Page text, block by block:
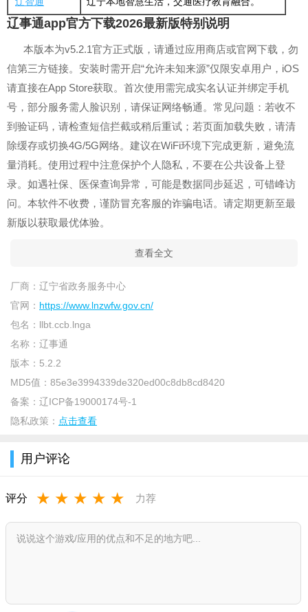
辽事通app官方下载2026最新版特别说明
本版本为v5.2.1官方正式版，请通过应用商店或官网下载，勿
信第三方链接。安装时需开启“允许未知来源”仅限安卓用户，iOS
请直接在App Store获取。首次使用需完成实名认证并绑定手机
号，部分服务需人脸识别，请保证网络畅通。常见问题：若收不
到验证码，请检查短信拦截或稍后重试；若页面加载失败，请清
除缓存或切换4G/5G网络。建议在WiFi环境下完成更新，避免流
量消耗。使用过程中注意保护个人隐私，不要在公共设备上登
录。如遇社保、医保查询异常，可能是数据同步延迟，可错峰访
问。本软件不收费，谨防冒充客服的诈骗电话。请定期更新至最
新版以获取最优体验。
查看全文
厂商： 辽宁省政务服务中心
官网： https://www.lnzwfw.gov.cn/
包名： llbt.ccb.lnga
名称： 辽事通
版本： 5.2.2
MD5值： 85e3e3994339de320ed00c8db8cd8420
备案： 辽ICP备19000174号-1
隐私政策： 点击查看
用户评论
评分 ★ ★ ★ ★ ★ 力荐